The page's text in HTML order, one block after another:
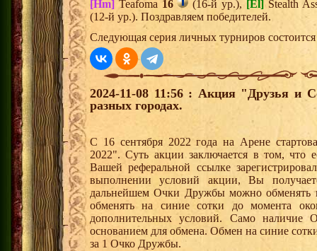
[Hm] Teafoma 16 (16-й ур.), [El] Stealth
(12-й ур.). Поздравляем победителей.
Следующая серия личных турниров состоится
2024-11-08 11:56 : Акция "Друзья и
разных городах.
С 16 сентября 2022 года на Арене
2022". Суть акции заключается в том, что
Вашей реферальной ссылке
выполнении условий акции, Вы
дальнейшем Очки Дружбы можно
обменять на синие сотки до момента
дополнительных условий. Само наличие
основанием для обмена. Обмен на синие
за 1 Очко Дружбы.